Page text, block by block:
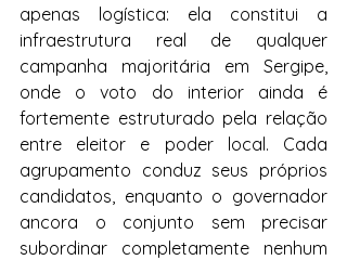
apenas logística: ela constitui a
infraestrutura real de qualquer
campanha majoritária em Sergipe,
onde o voto do interior ainda é
fortemente estruturado pela relação
entre eleitor e poder local. Cada
agrupamento conduz seus próprios
candidatos, enquanto o governador
ancora o conjunto sem precisar
subordinar completamente nenhum